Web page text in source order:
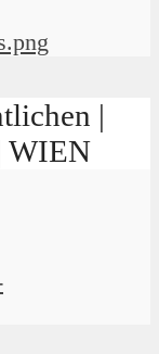
|
WIEN